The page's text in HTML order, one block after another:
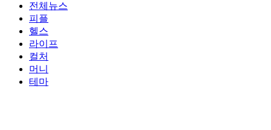
전체뉴스
피플
헬스
라이프
컬처
머니
테마